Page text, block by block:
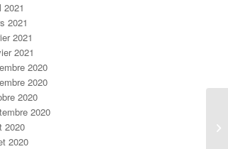
2021
2021
2021
2021
2020
2020
2020
2020
2020
2020